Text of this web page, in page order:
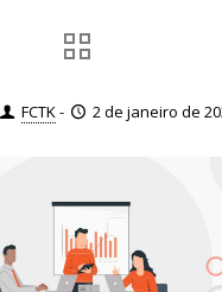
FCTK- 2 de janeiro de